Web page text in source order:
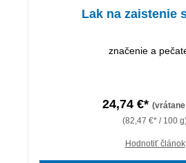
Lak na zaistenie
značenie a
24,74 €* (vrátane
(82,47 €* / 100
Hodnotiť článok